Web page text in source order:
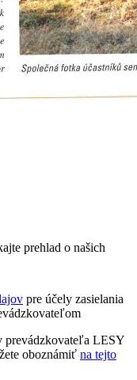
prehlad o našich
pre účely zasielania
prevádzkovateľa LESY
oboznámiť na tejto